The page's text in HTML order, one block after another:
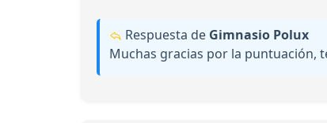
Respuesta de Gimnasio Polux
Muchas gracias por la puntuación,